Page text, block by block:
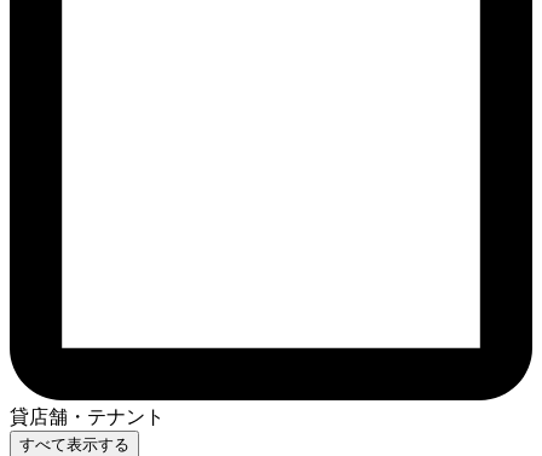
貸店舗・テナント
すべて表示する